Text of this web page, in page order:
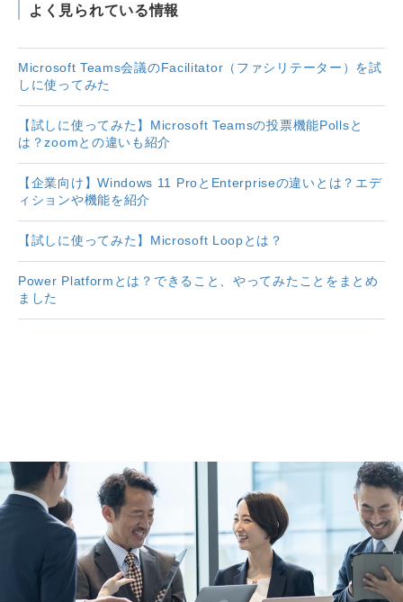
よく見られている情報
Microsoft Teams会議のFacilitator（ファシリテーター）を試
しに使ってみた
【試しに使ってみた】Microsoft Teamsの投票機能Pollsと
は？zoomとの違いも紹介
【企業向け】Windows 11 ProとEnterpriseの違いとは？エデ
ィションや機能を紹介
【試しに使ってみた】Microsoft Loopとは？
Power Platformとは？できること、やってみたことをまとめ
ました